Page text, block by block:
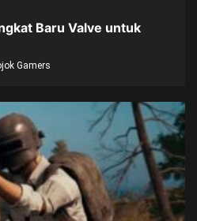
Baru Valve untuk
Gamers